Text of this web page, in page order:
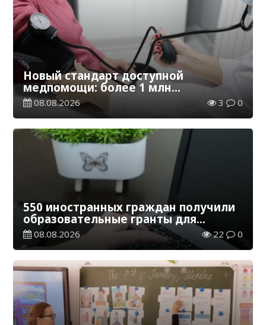
Новый стандарт доступной
медпомощи: более 1 млн
казахстанцев получили
телемедицинские услуги
08.08.2026 3 0
550 иностранных граждан получили
образовательные гранты для
обучения в Казахстане
08.08.2026 22 0